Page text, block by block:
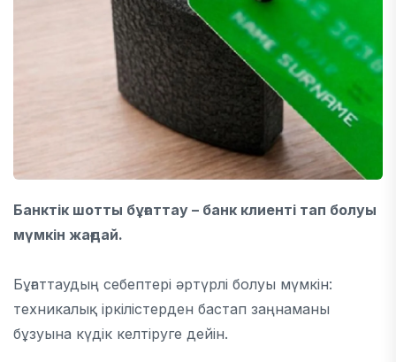
Банктік шотты бұғаттау – банк клиенті тап болуы
мүмкін жағдай.
Бұғаттаудың себептері әртүрлі болуы мүмкін:
техникалық іркілістерден бастап заңнаманы
бұзуына күдік келтіруге дейін.